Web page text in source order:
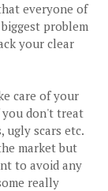
everyone of
problem
your clear
care of your
you don't treat
ugly scars etc.
market but
to avoid any
really